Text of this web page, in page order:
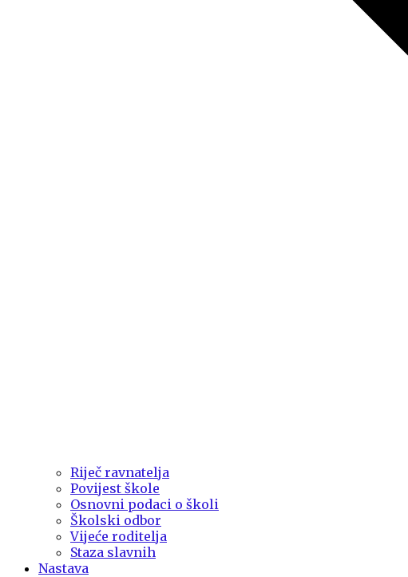
Riječ ravnatelja
Povijest škole
Osnovni podaci o školi
Školski odbor
Vijeće roditelja
Staza slavnih
Nastava